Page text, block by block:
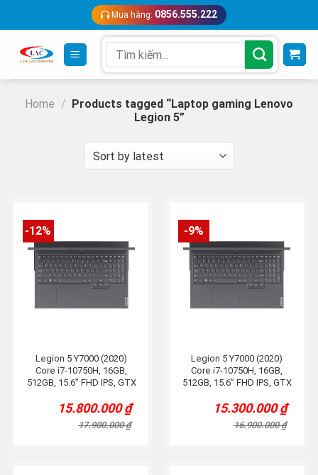
content
Mua hàng: 0856.555.222
for:
Home / Products tagged “Laptop gaming Lenovo
Legion 5”
-12%
Legion 5 Y7000 (2020)
Core i7-10750H, 16GB,
512GB, 15.6” FHD IPS, GTX
17.900.000₫
Original
price
was:
15.800.000₫
Current
price
is:
-9%
Legion 5 Y7000 (2020)
Core i7-10750H, 16GB,
512GB, 15.6” FHD IPS, GTX
16.900.000₫
Original
price
was:
15.300.000₫
Current
price
is: